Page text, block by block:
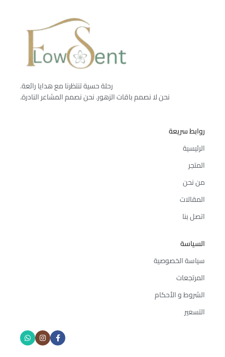
رحلة حسية تنتظرنا مع هدايا رائعة.
نحن لا نصمم باقات الزهور. نحن نصمم المشاعر النادرة.
روابط سريعة
الرئيسية
المتجر
من نحن
المقالات
اتصل بنا
السياسة
سياسة الخصوصية
المرتجعات
الشروط و الأحكام
التسعير